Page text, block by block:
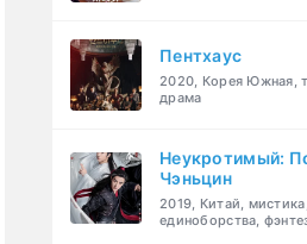
Пентхаус
2020, Корея Южная,
драма
Неукротимый:
Чэньцин
2019, Китай,
единоборства,